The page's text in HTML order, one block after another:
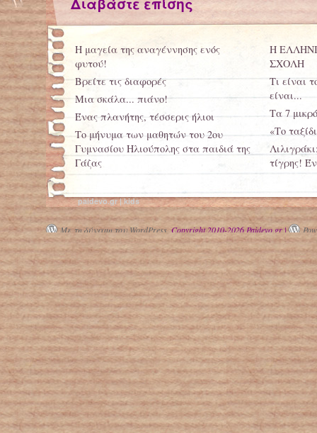
Η μαγεία της αναγέννησης ενός
φυτού!
Βρείτε τις διαφορές
Μια σκάλα... πιάνο!
Ένας πλανήτης, τέσσερις ήλιοι
Το μήνυμα των μαθητών του 2ου
Γυμνασίου Ηλιούπολης στα παιδιά της
Γάζας
Η
ΣΧΟΛΗ
Τι είναι
είναι...
Τα 7
«Το
τίγρης!
paidevo.gr | kids
Με τη δύναμη του WordPress. Copyright 2010-2026 Paidevo.gr |